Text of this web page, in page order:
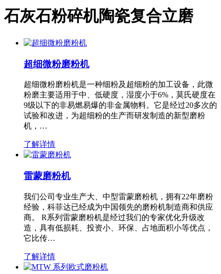
石灰石粉碎机陶瓷复合立磨
超细微粉磨粉机
超细微粉磨粉机是一种细粉及超细粉的加工设备，此微
粉磨主要适用于中、低硬度，湿度小于6%，莫氏硬度在
9级以下的非易燃易爆的非金属物料。它是经过20多次的
试验和改进，为超细粉的生产而研发制造的新型磨粉
机，…
了解详情
雷蒙磨粉机
我们公司专业生产大、中型雷蒙磨粉机，拥有22年磨粉
经验，科菲达已经成为中国领先的磨粉机制造商和供应
商。 R系列雷蒙磨粉机是经过我们的专家优化升级改
造，具有低损耗、投资小、环保、占地面积小等优点，
它比传…
了解详情